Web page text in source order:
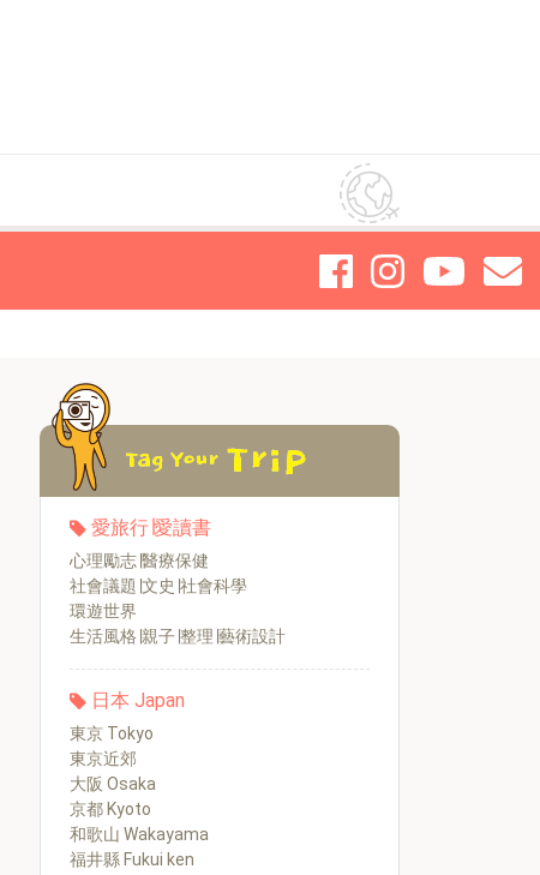
愛旅行∣愛讀書
心理勵志∣醫療保健
社會議題∣文史∣社會科學
環遊世界
生活風格∣親子∣整理∣藝術設計
日本 Japan
東京 Tokyo
東京近郊
大阪 Osaka
京都 Kyoto
和歌山 Wakayama
福井縣 Fukui ken